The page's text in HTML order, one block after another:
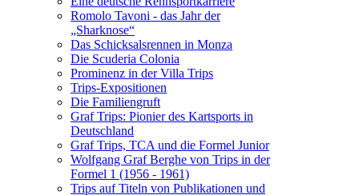
Romolo Tavoni - das Jahr der
„Sharknose“
Das Schicksalsrennen in Monza
Die Scuderia Colonia
Prominenz in der Villa Trips
Trips-Expositionen
Die Familiengruft
Graf Trips: Pionier des Kartsports in
Deutschland
Graf Trips, TCA und die Formel Junior
Wolfgang Graf Berghe von Trips in der
Formel 1 (1956 - 1961)
Trips auf Titeln von Publikationen und